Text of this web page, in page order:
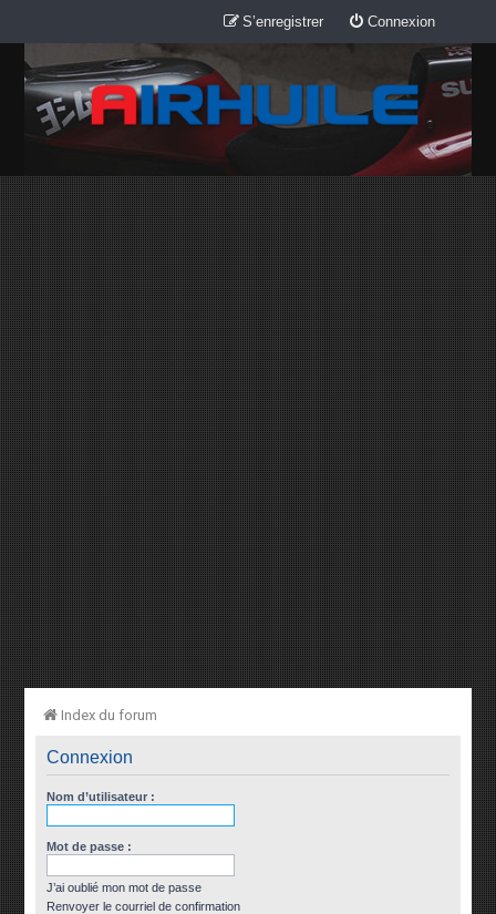
Connexion
S’enregistrer
Index du forum
Connexion
Nom d’utilisateur :
Mot de passe :
J’ai oublié mon mot de passe
Renvoyer le courriel de confirmation